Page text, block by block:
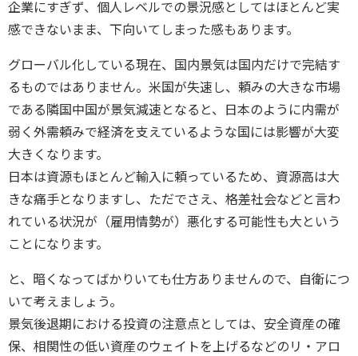
企業にすぎず、個人レベルでの景況感としてはほとんど実
感できないまま、下向いてしまった感もあります。
グローバル化している現在、国内景気は国内だけで完結す
るものではありません。米国が失速し、頼みの大きな市場
である隣国中国が景気減速となると、日本のように内需が
弱く外需頼みで経済を支えているような国には影響が大変
大きくなります。
日本は資源もほとんど輸入に頼っているため、資源高は大
きな痛手となりますし、ただでさえ、格差社会などと言わ
れている状況が（雇用情勢が）悪化する可能性も大という
ことになります。
と、暗くなってばかりいても仕方ありませんので、自衛につ
いて考えましょう。
景気後退期における投資の注意点としては、安全資産の確
保、相関性の低い資産のウェイトを上げるなどのリ・アロ